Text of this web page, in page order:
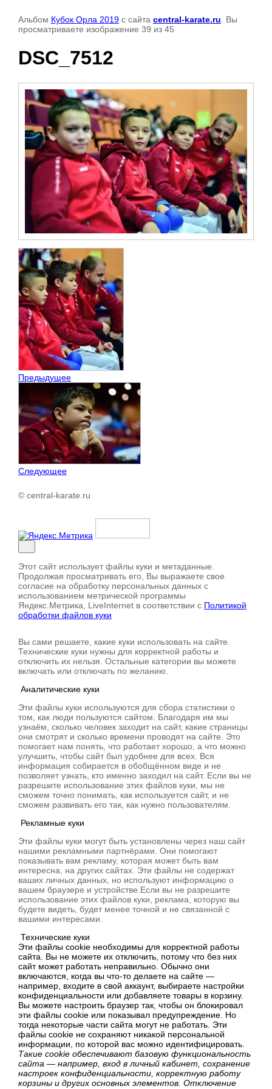
Альбом Кубок Орла 2019 с сайта central-karate.ru . Вы
просматриваете изображение 39 из 45
DSC_7512
Предыдущее
Следующее
© central-karate.ru
Этот сайт использует файлы куки и метаданные.
Продолжая просматривать его, Вы выражаете свое
согласие на обработку персональных данных с
использованием метрической программы
Яндекс.Метрика, LiveInternet в соответствии с Политикой
обработки файлов куки
Вы сами решаете, какие куки использовать на сайте.
Технические куки нужны для корректной работы и
отключить их нельзя. Остальные категории вы можете
включать или отключать по желанию.
Аналитические куки
Эти файлы куки используются для сбора статистики о
том, как люди пользуются сайтом. Благодаря им мы
узнаём, сколько человек заходит на сайт, какие страницы
они смотрят и сколько времени проводят на сайте. Это
помогает нам понять, что работает хорошо, а что можно
улучшить, чтобы сайт был удобнее для всех. Вся
информация собирается в обобщённом виде и не
позволяет узнать, кто именно заходил на сайт. Если вы не
разрешите использование этих файлов куки, мы не
сможем точно понимать, как используется сайт, и не
сможем развивать его так, как нужно пользователям.
Рекламные куки
Эти файлы куки могут быть установлены через наш сайт
нашими рекламными партнёрами. Они помогают
показывать вам рекламу, которая может быть вам
интересна, на других сайтах. Эти файлы не содержат
ваших личных данных, но используют информацию о
вашем браузере и устройстве.Если вы не разрешите
использование этих файлов куки, реклама, которую вы
будете видеть, будет менее точной и не связанной с
вашими интересами.
Технические куки
Эти файлы cookie необходимы для корректной работы
сайта. Вы не можете их отключить, потому что без них
сайт может работать неправильно. Обычно они
включаются, когда вы что-то делаете на сайте —
например, входите в свой аккаунт, выбираете настройки
конфиденциальности или добавляете товары в корзину.
Вы можете настроить браузер так, чтобы он блокировал
эти файлы cookie или показывал предупреждение. Но
тогда некоторые части сайта могут не работать. Эти
файлы cookie не сохраняют никакой персональной
информации, по которой вас можно идентифицировать.
Такие cookie обеспечивают базовую функциональность
сайта — например, вход в личный кабинет, сохранение
настроек конфиденциальности, корректную работу
корзины и других основных элементов. Отключение